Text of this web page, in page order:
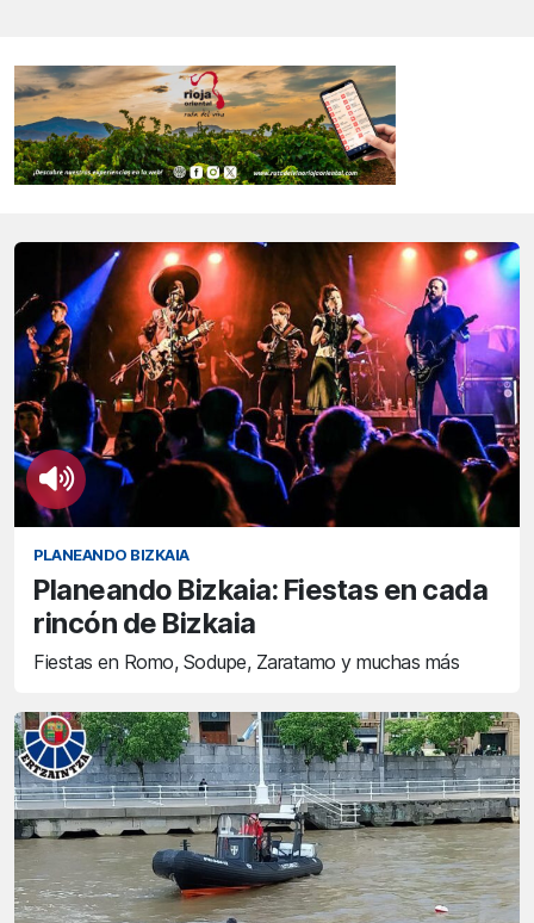
PLANEANDO BIZKAIA
Planeando Bizkaia: Fiestas en cada
rincón de Bizkaia
Fiestas en Romo, Sodupe, Zaratamo y muchas más